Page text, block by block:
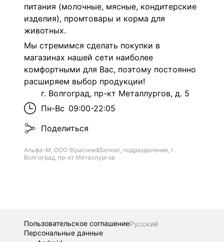
питания (молочные, мясные, кондитерские
изделия), промтовары и корма для
животных.
Мы стремимся сделать покупки в
магазинах нашей сети наиболее
комфортными для Вас, поэтому постоянно
расширяем выбор продукции!
г. Волгоград, пр-кт Металлургов, д. 5
Пн-Вс 09:00-22:05
Поделиться
Альфа-М, ООО (Красное&Белое), подразделение, г.
Волгоград, пр-кт Металлургов
Пользовательское соглашениеРусский
Персональные данные